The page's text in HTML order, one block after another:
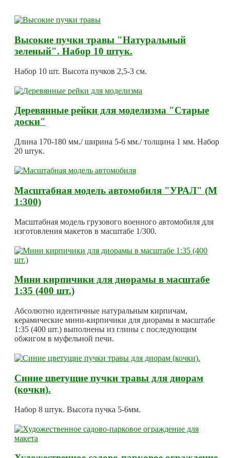
Высокие пучки травы "Натуральный
зеленый". Набор 10 штук.
Набор 10 шт. Высота пучков 2,5-3 см.
Деревянные рейки для моделизма "Старые
доски"
Длина 170-180 мм./ ширина 5-6 мм./ толщина 1 мм. Набор
20 штук.
Масштабная модель автомобиля "УРАЛ" (М
1:300)
Масштабная модель грузового военного автомобиля для
изготовления макетов в масштабе 1/300.
Мини кирпичики для диорамы в масштабе
1:35 (400 шт.)
Абсолютно идентичные натуральным кирпичам,
керамические мини-кирпичики для диорамы в масштабе
1:35 (400 шт.) выполнены из глины с последующим
обжигом в муфельной печи.
Синие цветущие пучки травы для диорам
(кочки).
Набор 8 штук. Высота пучка 5-6мм.